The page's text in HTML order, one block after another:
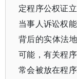
定程序公权证
当事人诉讼权
背后的实体法
可能，有关程
常会被放在程